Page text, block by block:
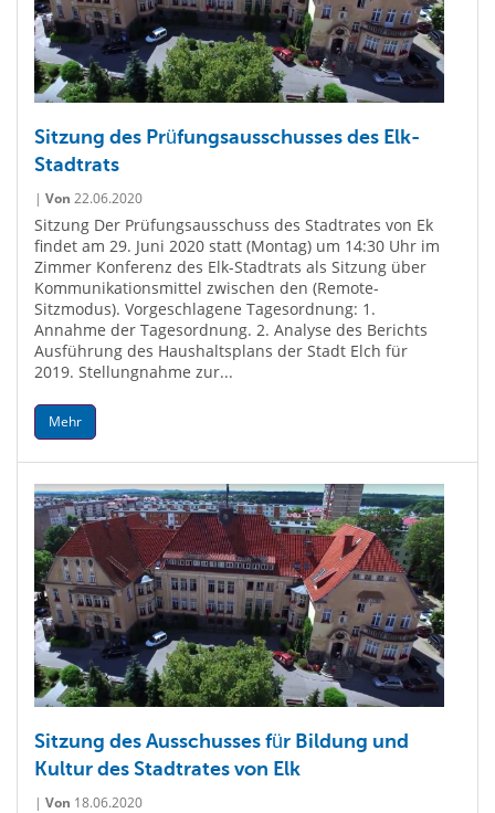
Sitzung des Prüfungsausschusses des Elk-
Stadtrats
| Von 22.06.2020
Sitzung Der Prüfungsausschuss des Stadtrates von Ek
findet am 29. Juni 2020 statt (Montag) um 14:30 Uhr im
Zimmer Konferenz des Elk-Stadtrats als Sitzung über
Kommunikationsmittel zwischen den (Remote-
Sitzmodus). Vorgeschlagene Tagesordnung: 1.
Annahme der Tagesordnung. 2. Analyse des Berichts
Ausführung des Haushaltsplans der Stadt Elch für
2019. Stellungnahme zur...
Mehr
Sitzung des Ausschusses für Bildung und
Kultur des Stadtrates von Elk
| Von 18.06.2020